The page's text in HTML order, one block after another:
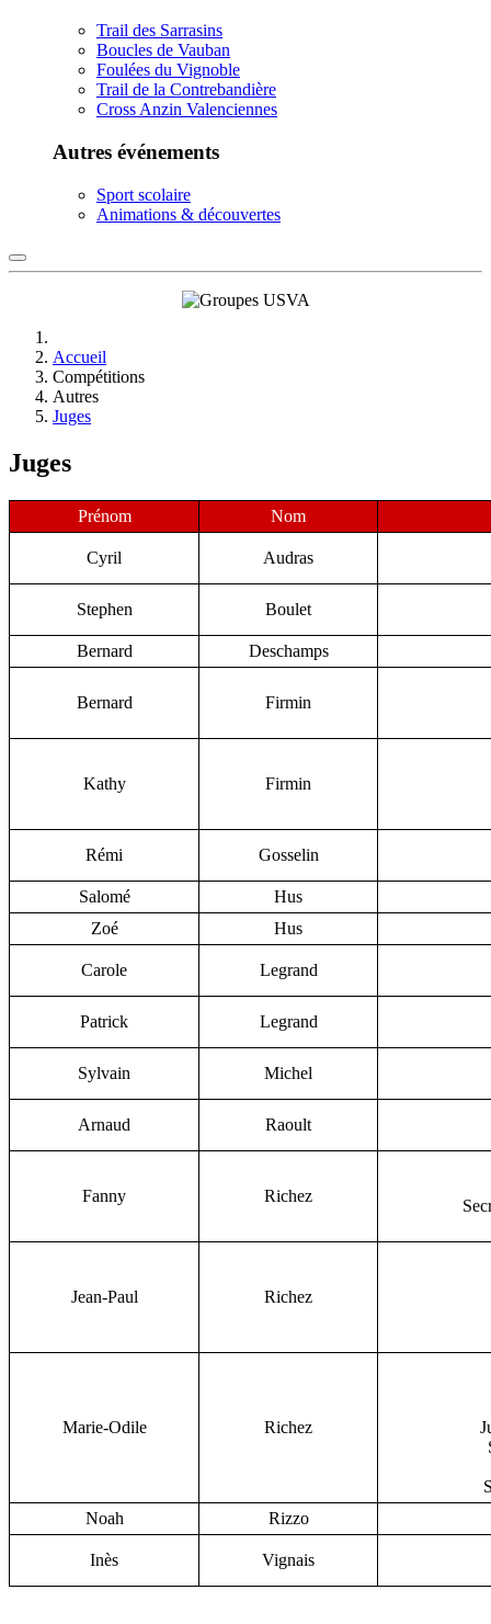
Trail des Sarrasins
Boucles de Vauban
Foulées du Vignoble
Trail de la Contrebandière
Cross Anzin Valenciennes
Autres événements
Sport scolaire
Animations & découvertes
Accueil
Compétitions
Autres
Juges
Juges
Prénom Nom
Cyril Audras
Stephen Boulet
Bernard Deschamps
Bernard Firmin
Kathy Firmin
Rémi Gosselin
Salomé
Hus
Zoé
Hus
Carole Legrand
Patrick Legrand
Sylvain Michel
Arnaud Raoult
Fanny Richez
Jean-Paul Richez
Marie-Odile Richez
Noah
Rizzo
Inès Vignais